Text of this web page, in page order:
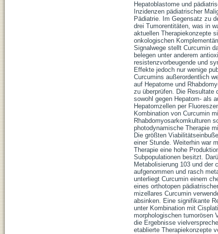
Hepatoblastome und
Inzidenzen pädiatrischer
Pädiatrie. Im Gegensatz zu
drei Tumorentitäten, was in
aktuellen Therapiekonzepte
onkologischen
Signalwege stellt Curcumin
belegen unter anderem
resistenzvorbeugende und
Effekte jedoch nur wenige
Curcumins außerordentlich
auf Hepatome und
zu überprüfen. Die Resultate
sowohl gegen Hepatom- als
Hepatomzellen per
Kombination von Curcumin
Rhabdomyosarkomkulturen
photodynamische Therapie
Die größten
einer Stunde. Weiterhin war
Therapie eine hohe
Subpopulationen besitzt.
Metabolisierung 103 und der
aufgenommen und rasch
unterliegt Curcumin einem
eines orthotopen
mizellares Curcumin
absinken. Eine signifikante
unter Kombination mit
morphologischen tumorösen
die Ergebnisse
etablierte Therapiekonzepte